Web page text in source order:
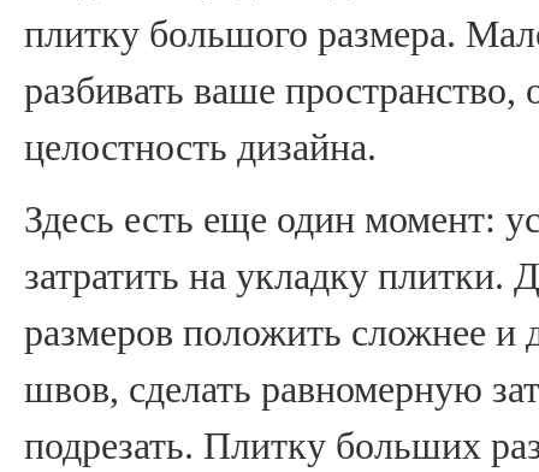
плитку большого размера.
разбивать ваше
целостность дизайна.
Здесь есть еще один момент:
затратить на укладку
размеров положить сложнее и
швов, сделать равномерную
подрезать. Плитку больших